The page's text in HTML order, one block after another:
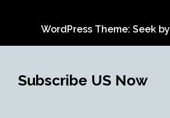
WordPress Theme: Seek by
Subscribe US Now